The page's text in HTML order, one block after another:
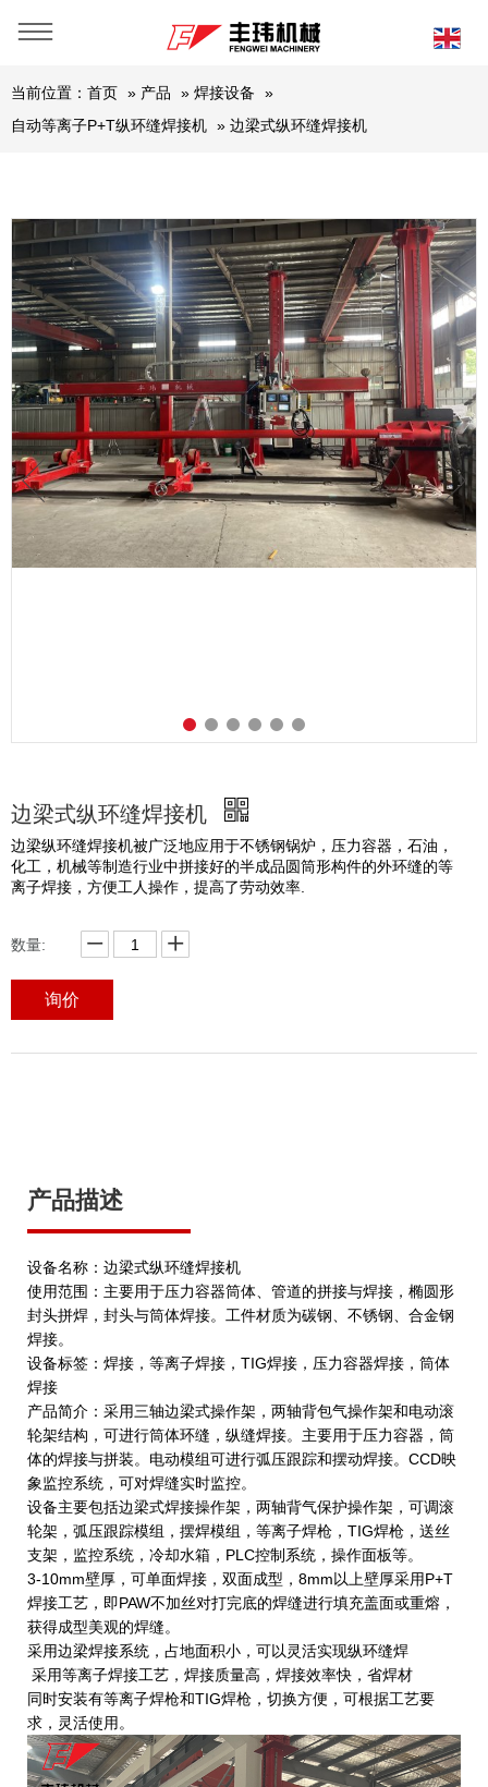
当前位置： 首页 » 产品 » 焊接设备
»
自动等离子P+T纵环缝焊接机 » 边梁式纵环缝焊接机
边梁式纵环缝焊接机
边梁纵环缝焊接机被广泛地应用于不锈钢锅炉，压力容器，石油，
化工，机械等制造行业中拼接好的半成品圆筒形构件的外环缝的等
离子焊接，方便工人操作，提高了劳动效率.
数量:
询价
产品描述
设备名称：边梁式纵环缝焊接机
使用范围：主要用于压力容器筒体、管道的拼接与焊接，椭圆形
封头拼焊，封头与筒体焊接。工件材质为碳钢、不锈钢、合金钢
焊接。
设备标签：焊接，等离子焊接，TIG焊接，压力容器焊接，筒体
焊接
产品简介：采用三轴边梁式操作架，两轴背包气操作架和电动滚
轮架结构，可进行筒体环缝，纵缝焊接。主要用于压力容器，筒
体的焊接与拼装。电动模组可进行弧压跟踪和摆动焊接。CCD映
象监控系统，可对焊缝实时监控。
设备主要包括边梁式焊接操作架，两轴背气保护操作架，可调滚
轮架，弧压跟踪模组，摆焊模组，等离子焊枪，TIG焊枪，送丝
支架，监控系统，冷却水箱，PLC控制系统，操作面板等。
3-10mm壁厚，可单面焊接，双面成型，8mm以上壁厚采用P+T
焊接工艺，即PAW不加丝对打完底的焊缝进行填充盖面或重熔，
获得成型美观的焊缝。
采用边梁焊接系统，占地面积小，可以灵活实现纵环缝焊
采用等离子焊接工艺，焊接质量高，焊接效率快，省焊材
同时安装有等离子焊枪和TIG焊枪，切换方便，可根据工艺要
求，灵活使用。